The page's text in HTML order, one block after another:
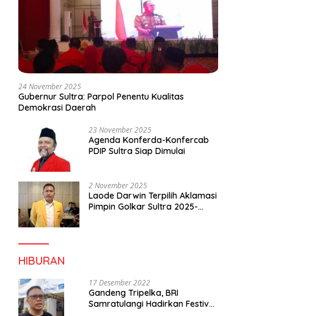
24 November 2025
Gubernur Sultra: Parpol Penentu Kualitas
Demokrasi Daerah
23 November 2025
Agenda Konferda-Konfercab
PDIP Sultra Siap Dimulai
2 November 2025
Laode Darwin Terpilih Aklamasi
Pimpin Golkar Sultra 2025-
HIBURAN
17 Desember 2022
Gandeng Tripelka, BRI
Samratulangi Hadirkan Festival